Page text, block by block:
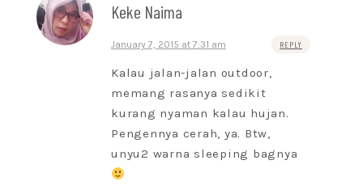
Keke Naima
January 7, 2015 at 7:31 am REPLY
Kalau jalan-jalan outdoor,
memang rasanya sedikit
kurang nyaman kalau hujan.
Pengennya cerah, ya. Btw,
unyu2 warna sleeping bagnya